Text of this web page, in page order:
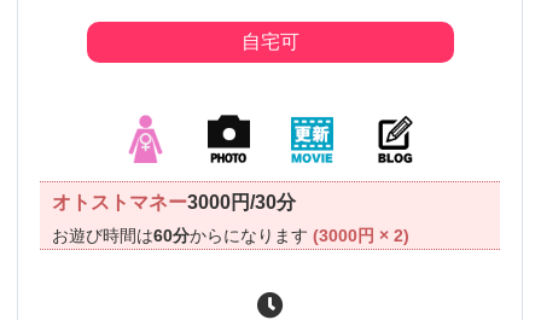
自宅可
オトストマネー3000円/30分
お遊び時間は60分からになります(3000円 × 2)